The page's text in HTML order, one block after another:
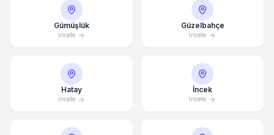
Gümüşlük
İncele
Güzelbahçe
İncele
Hatay
İncele
İncek
İncele
Ortalama Yanıt Süresi: 15 Dakika